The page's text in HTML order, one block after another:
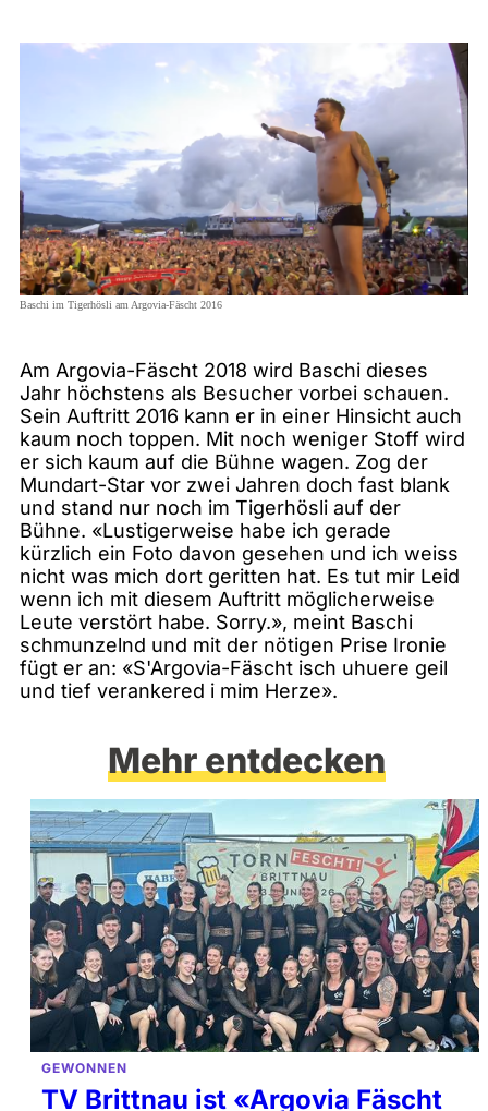
Baschi im Tigerhösli am Argovia-Fäscht 2016
Am Argovia-Fäscht 2018 wird Baschi dieses
Jahr höchstens als Besucher vorbei schauen.
Sein Auftritt 2016 kann er in einer Hinsicht auch
kaum noch toppen. Mit noch weniger Stoff wird
er sich kaum auf die Bühne wagen. Zog der
Mundart-Star vor zwei Jahren doch fast blank
und stand nur noch im Tigerhösli auf der
Bühne. «Lustigerweise habe ich gerade
kürzlich ein Foto davon gesehen und ich weiss
nicht was mich dort geritten hat. Es tut mir Leid
wenn ich mit diesem Auftritt möglicherweise
Leute verstört habe. Sorry.», meint Baschi
schmunzelnd und mit der nötigen Prise Ironie
fügt er an: «S'Argovia-Fäscht isch uhuere geil
und tief verankered i mim Herze».
Mehr entdecken
GEWONNEN
TV Brittnau ist «Argovia Fäscht